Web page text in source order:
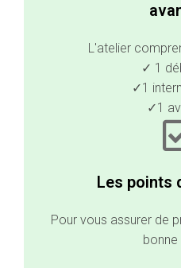
L'atelier
✓ 1
✓1
✓1
Les points
Pour vous assurer de